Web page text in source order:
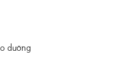
dưỡng